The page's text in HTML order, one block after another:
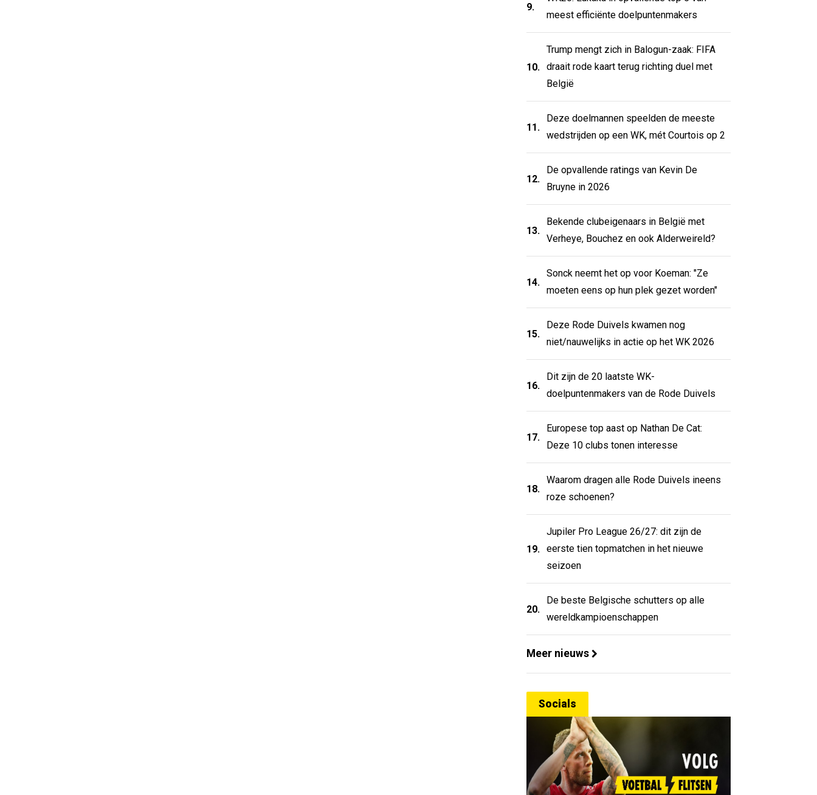
9.
meest efficiënte doelpuntenmakers
10.
Trump mengt zich in Balogun-zaak: FIFA
draait rode kaart terug richting duel met
België
11.
Deze doelmannen speelden de meeste
wedstrijden op een WK, mét Courtois op 2
12.
De opvallende ratings van Kevin De
Bruyne in 2026
13.
Bekende clubeigenaars in België met
Verheye, Bouchez en ook Alderweireld?
14.
Sonck neemt het op voor Koeman: "Ze
moeten eens op hun plek gezet worden"
15.
Deze Rode Duivels kwamen nog
niet/nauwelijks in actie op het WK 2026
16.
Dit zijn de 20 laatste WK-
doelpuntenmakers van de Rode Duivels
17.
Europese top aast op Nathan De Cat:
Deze 10 clubs tonen interesse
18.
Waarom dragen alle Rode Duivels ineens
roze schoenen?
19.
Jupiler Pro League 26/27: dit zijn de
eerste tien topmatchen in het nieuwe
seizoen
20.
De beste Belgische schutters op alle
wereldkampioenschappen
Meer nieuws
Socials